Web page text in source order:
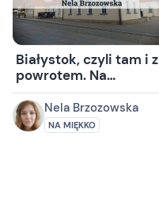
Białystok, czyli tam i z
powrotem. Na
#bstoknet 85.
Nela Brzozowska
NA MIĘKKO